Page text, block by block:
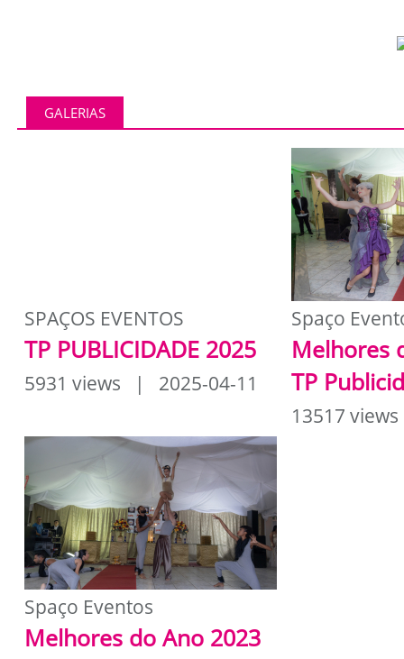
GALERIAS
SPAÇOS EVENTOS
TP PUBLICIDADE 2025
5931 views | 2025-04-11
Spaço
Melhores
TP
13517
Spaço Eventos
Melhores do Ano 2023